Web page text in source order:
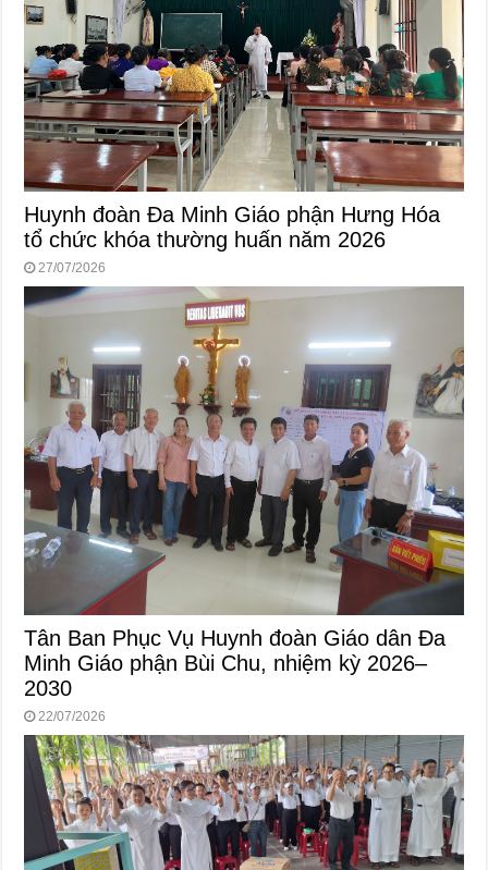
Huynh đoàn Đa Minh Giáo phận Hưng Hóa
tổ chức khóa thường huấn năm 2026
27/07/2026
Tân Ban Phục Vụ Huynh đoàn Giáo dân Đa
Minh Giáo phận Bùi Chu, nhiệm kỳ 2026–
2030
22/07/2026